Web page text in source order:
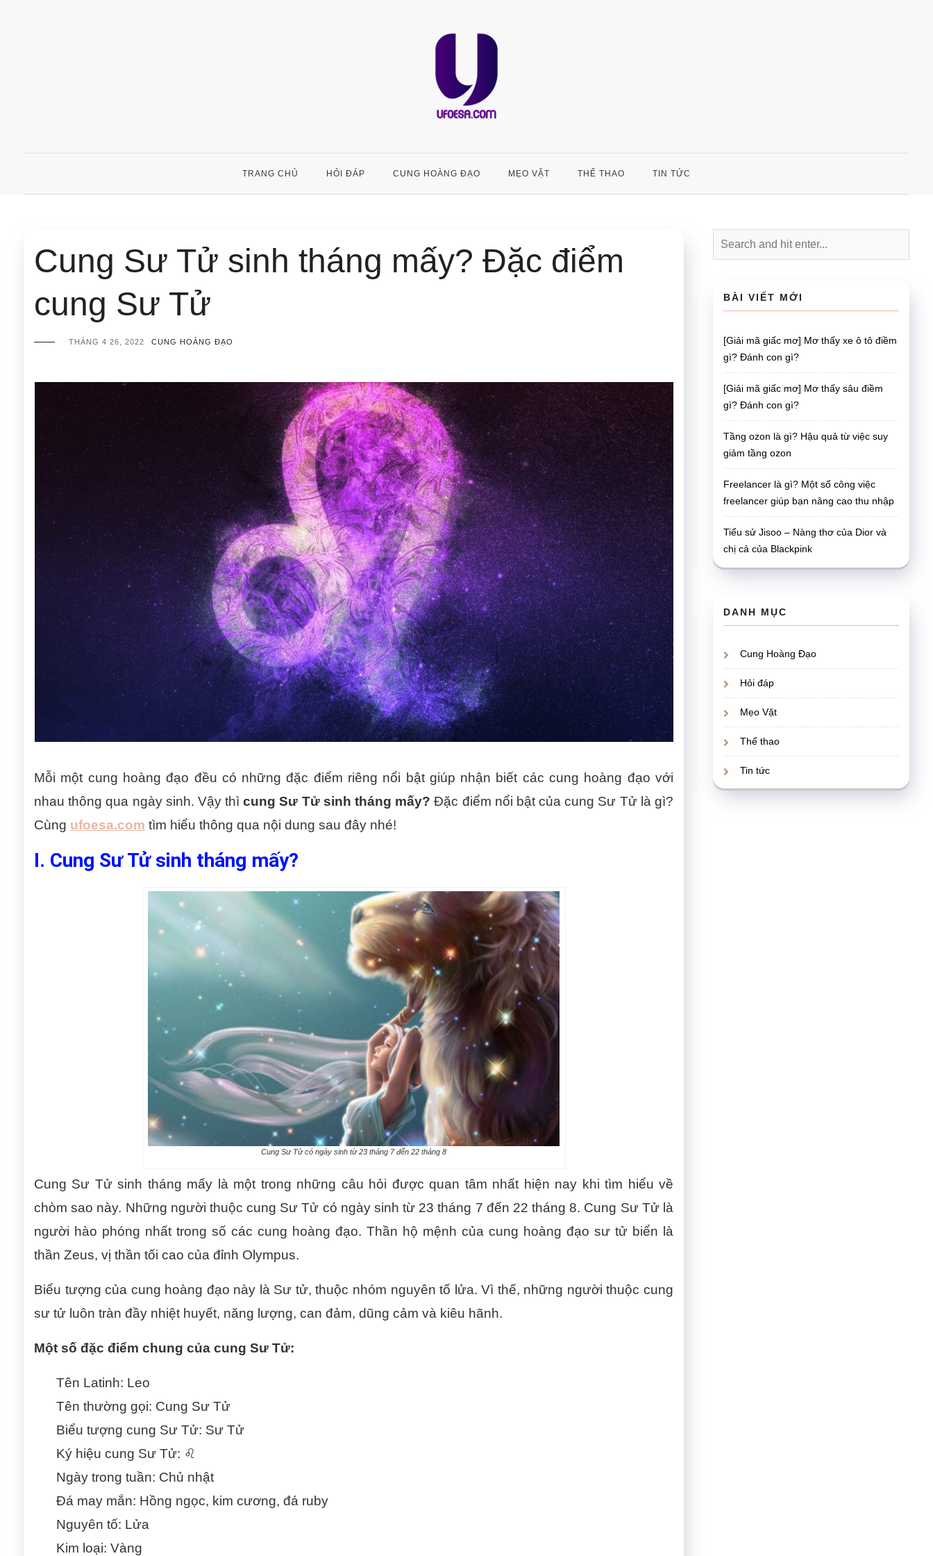
TRANG CHỦ HỎI ĐÁP CUNG HOÀNG ĐẠO MẸO VẶT THỂ THAO TIN TỨC
Cung Sư Tử sinh tháng mấy? Đặc điểm
cung Sư Tử
THÁNG 4 26, 2022 CUNG HOÀNG ĐẠO
Mỗi một cung hoàng đạo đều có những đặc điểm riêng nổi bật giúp nhận biết các cung hoàng đạo với
nhau thông qua ngày sinh. Vậy thìcung Sư Tử sinh tháng mấy? Đặc điểm nổi bật của cung Sư Tử là gì?
Cùng ufoesa.com tìm hiểu thông qua nội dung sau đây nhé!
I. Cung Sư Tử sinh tháng mấy?
Cung Sư Tử có ngày sinh từ 23 tháng 7 đến 22 tháng 8
Cung Sư Tử sinh tháng mấy là một trong những câu hỏi được quan tâm nhất hiện nay khi tìm hiểu về
chòm sao này. Những người thuộc cung Sư Tử có ngày sinh từ 23 tháng 7 đến 22 tháng 8. Cung Sư Tử là
người hào phóng nhất trong số các cung hoàng đạo. Thần hộ mệnh của cung hoàng đạo sư tử biển là
thần Zeus, vị thần tối cao của đỉnh Olympus.
Biểu tượng của cung hoàng đạo này là Sư tử, thuộc nhóm nguyên tố lửa. Vì thế, những người thuộc cung
sư tử luôn tràn đầy nhiệt huyết, năng lượng, can đảm, dũng cảm và kiêu hãnh.
Một số đặc điểm chung của cung Sư Tử:
Tên Latinh: Leo
Tên thường gọi: Cung Sư Tử
Biểu tượng cung Sư Tử: Sư Tử
Ký hiệu cung Sư Tử: ♌
Ngày trong tuần: Chủ nhật
Đá may mắn: Hồng ngọc, kim cương, đá ruby
Nguyên tố: Lửa
Kim loại: Vàng
BÀI VIẾT MỚI
[Giải mã giấc mơ] Mơ thấy xe ô tô điềm
gì? Đánh con gì?
[Giải mã giấc mơ] Mơ thấy sâu điềm
gì? Đánh con gì?
Tầng ozon là gì? Hậu quả từ việc suy
giảm tầng ozon
Freelancer là gì? Một số công việc
freelancer giúp bạn nâng cao thu nhập
Tiểu sử Jisoo – Nàng thơ của Dior và
chị cả của Blackpink
DANH MỤC
Cung Hoàng Đạo
Hỏi đáp
Mẹo Vặt
Thể thao
Tin tức